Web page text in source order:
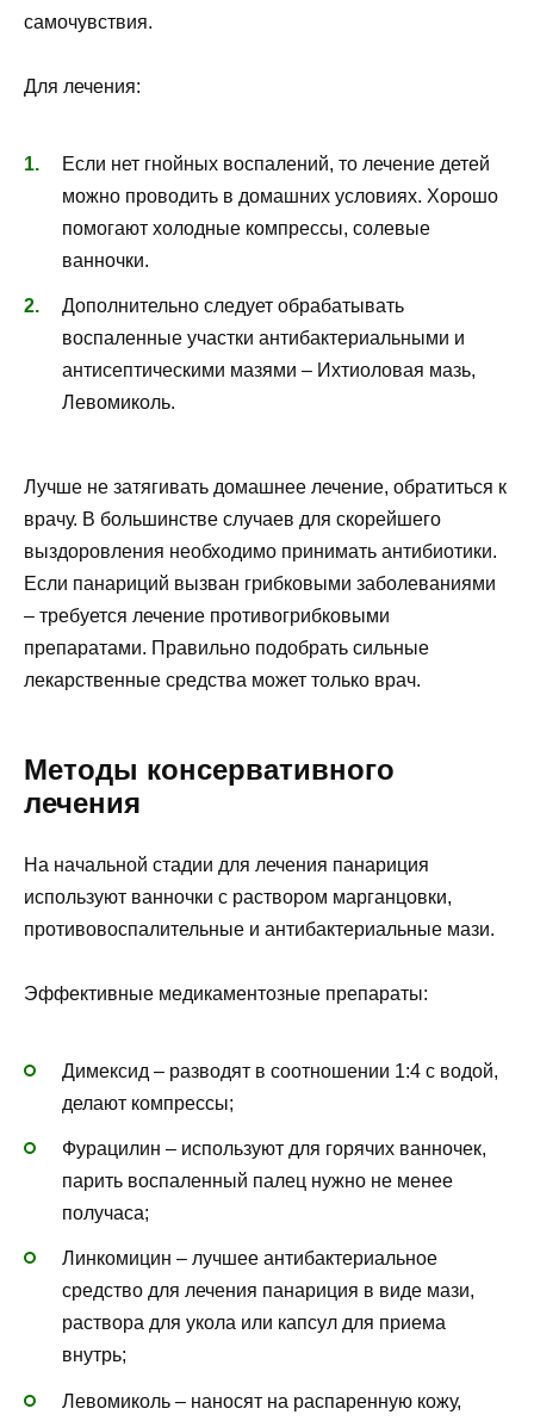
самочувствия.
Для лечения:
Если нет гнойных воспалений, то лечение детей
можно проводить в домашних условиях. Хорошо
помогают холодные компрессы, солевые
ванночки.
Дополнительно следует обрабатывать
воспаленные участки антибактериальными и
антисептическими мазями – Ихтиоловая мазь,
Левомиколь.
Лучше не затягивать домашнее лечение, обратиться к
врачу. В большинстве случаев для скорейшего
выздоровления необходимо принимать антибиотики.
Если панариций вызван грибковыми заболеваниями
– требуется лечение противогрибковыми
препаратами. Правильно подобрать сильные
лекарственные средства может только врач.
Методы консервативного
лечения
На начальной стадии для лечения панариция
используют ванночки с раствором марганцовки,
противовоспалительные и антибактериальные мази.
Эффективные медикаментозные препараты:
Димексид – разводят в соотношении 1:4 с водой,
делают компрессы;
Фурацилин – используют для горячих ванночек,
парить воспаленный палец нужно не менее
получаса;
Линкомицин – лучшее антибактериальное
средство для лечения панариция в виде мази,
раствора для укола или капсул для приема
внутрь;
Левомиколь – наносят на распаренную кожу,